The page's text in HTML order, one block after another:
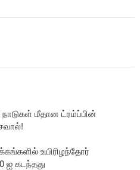
மீதான ட்ரம்ப்பின்
உயிரிழந்தோர்
கடந்தது